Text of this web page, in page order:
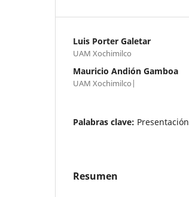
Luis Porter Galetar
UAM Xochimilco
Mauricio Andión Gamboa
UAM Xochimilco|
Palabras clave: Presentación
Resumen